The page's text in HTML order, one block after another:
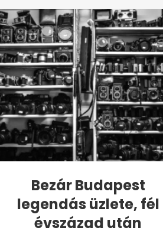
Bezár Budapest
legendás üzlete, fél
évszázad után